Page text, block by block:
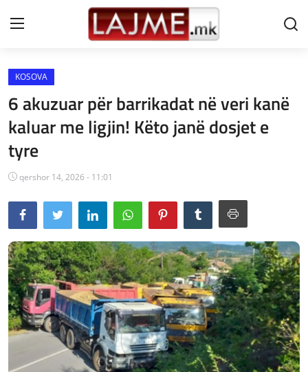
Shtëpi
LAJME MAQEDONI
SHQIPERI
KOSOVA
LAJME NGA BOTA
SHOWBIZ
SPORT
SHENDETI
JETA
Gallery
KOSOVA
6 akuzuar për barrikadat në veri kanë
kaluar me ligjin! Këto janë dosjet e
tyre
qershor 14, 2026 - 11:01